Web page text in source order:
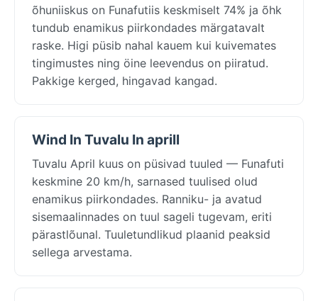
õhuniiskus on Funafutiis keskmiselt 74% ja õhk
tundub enamikus piirkondades märgatavalt
raske. Higi püsib nahal kauem kui kuivemates
tingimustes ning öine leevendus on piiratud.
Pakkige kerged, hingavad kangad.
Wind In Tuvalu In aprill
Tuvalu April kuus on püsivad tuuled — Funafuti
keskmine 20 km/h, sarnased tuulised olud
enamikus piirkondades. Ranniku- ja avatud
sisemaalinnades on tuul sageli tugevam, eriti
pärastlõunal. Tuuletundlikud plaanid peaksid
sellega arvestama.